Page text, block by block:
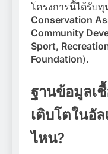
โครงการนี้ได้รับ
Conservation
Community
Sport,
Foundation).
ฐานข้อมูลเ
เติบโตในอั
ไหน?